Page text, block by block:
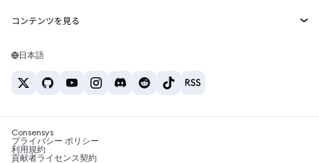
Web3サービス
サポート
キャリア
お問い合わせ
Tetherの価格
USDT→INR
BTC→INR
ETH→USDT
ETHの購入
USDTの購入
SHIBの購入
BNBの購入
コンテンツを見る
Solanaウォレット
税制関連ニュース
暗号資産の購入方法は？
日本語
Consensys
プライバシー ポリシー
利用規約
貢献者ライセンス契約